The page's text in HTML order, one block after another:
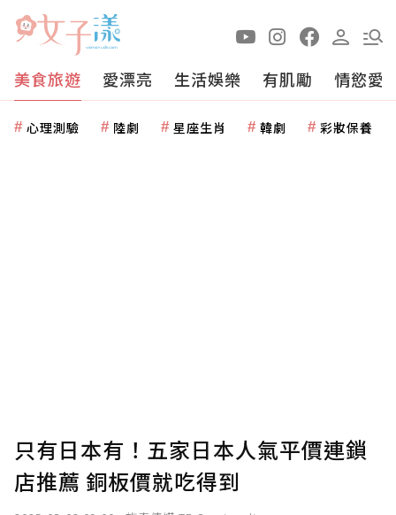
美食旅遊 愛漂亮 生活娛樂 有肌勵 情慾愛
心理測驗 陸劇 星座生肖 韓劇 彩妝保養
只有日本有！五家日本人氣平價連鎖
店推薦 銅板價就吃得到